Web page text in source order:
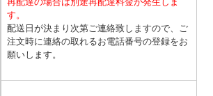
す。
配送日が決まり次第ご連絡致しますので、ご
注文時に連絡の取れるお電話番号の登録をお
願いします。